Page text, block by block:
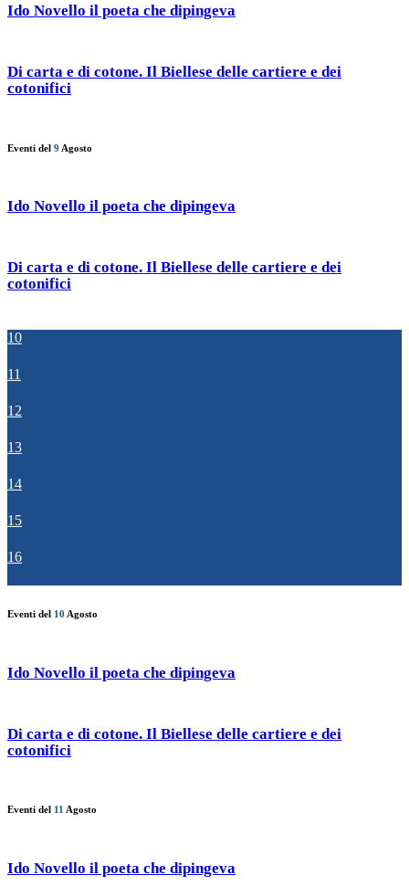
Ido Novello il poeta che dipingeva
Di carta e di cotone. Il Biellese delle cartiere e dei
cotonifici
Eventi del 9 Agosto
Ido Novello il poeta che dipingeva
Di carta e di cotone. Il Biellese delle cartiere e dei
cotonifici
10
11
12
13
14
15
16
Eventi del 10 Agosto
Ido Novello il poeta che dipingeva
Di carta e di cotone. Il Biellese delle cartiere e dei
cotonifici
Eventi del 11 Agosto
Ido Novello il poeta che dipingeva